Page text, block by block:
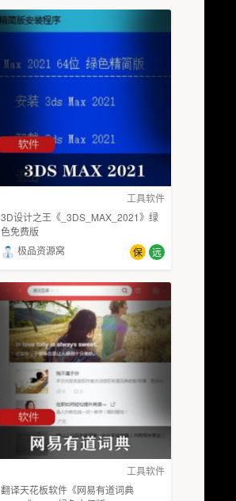
工具软件
3D设计之王《_3DS_MAX_2021》绿
色免费版
极品资源窝
保 远
工具软件
翻译天花板软件《网易有道词典